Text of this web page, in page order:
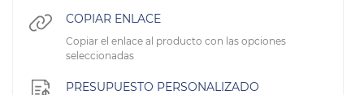
COPIAR ENLACE
Copiar el enlace al producto con las opciones
seleccionadas
PRESUPUESTO PERSONALIZADO